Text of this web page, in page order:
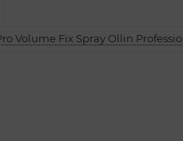
Volume Fix Spray Ollin